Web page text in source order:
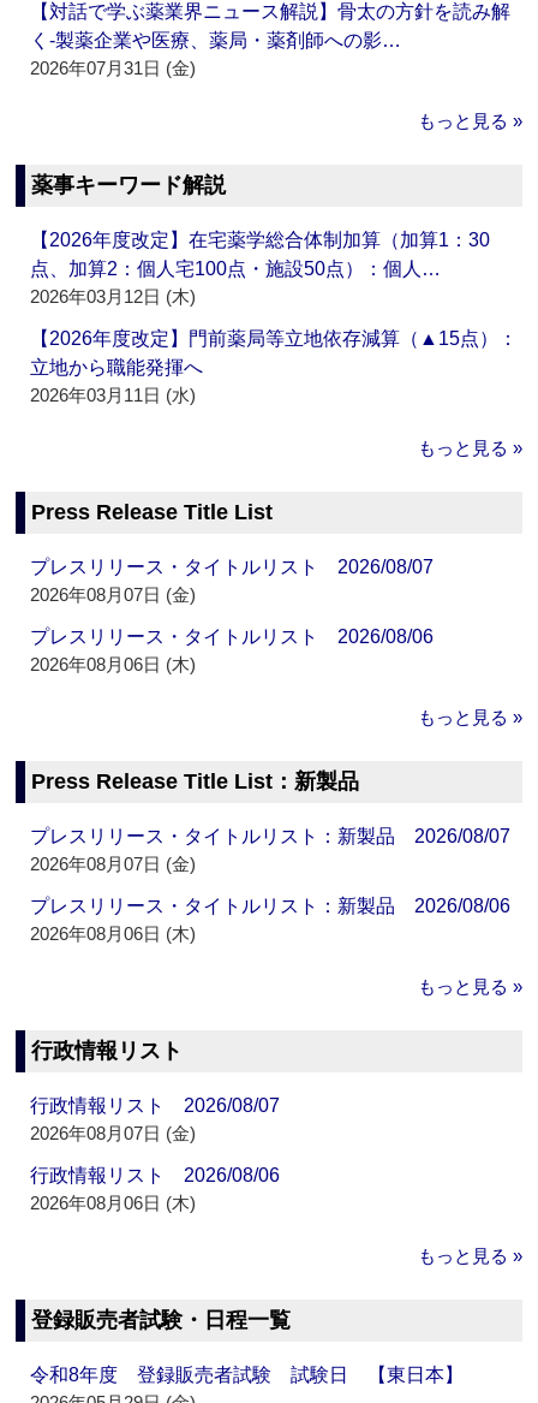
【対話で学ぶ薬業界ニュース解説】骨太の方針を読み解
く‐製薬企業や医療、薬局・薬剤師への影…
2026年07月31日 (金)
もっと見る »
薬事キーワード解説
【2026年度改定】在宅薬学総合体制加算（加算1：30
点、加算2：個人宅100点・施設50点）：個人…
2026年03月12日 (木)
【2026年度改定】門前薬局等立地依存減算（▲15点）：
立地から職能発揮へ
2026年03月11日 (水)
もっと見る »
Press Release Title List
プレスリリース・タイトルリスト 2026/08/07
2026年08月07日 (金)
プレスリリース・タイトルリスト 2026/08/06
2026年08月06日 (木)
もっと見る »
Press Release Title List：新製品
プレスリリース・タイトルリスト：新製品 2026/08/07
2026年08月07日 (金)
プレスリリース・タイトルリスト：新製品 2026/08/06
2026年08月06日 (木)
もっと見る »
行政情報リスト
行政情報リスト 2026/08/07
2026年08月07日 (金)
行政情報リスト 2026/08/06
2026年08月06日 (木)
もっと見る »
登録販売者試験・日程一覧
令和8年度 登録販売者試験 試験日 【東日本】